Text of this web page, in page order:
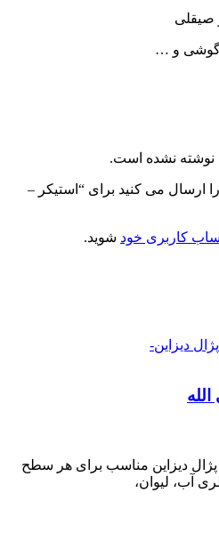
گوشی و …
نوشته نشده است.
ارسال می کنید برای “استیکر –
کاربری خود شوید.
دیزاین مناسب برای هر سطح
آب، لیوان،